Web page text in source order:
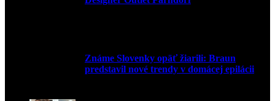
Známe Slovenky opäť žiarili: Braun
predstavil nové trendy v domácej epilácii